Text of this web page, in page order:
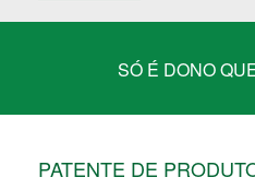
SÓ É DONO
PATENTE DE